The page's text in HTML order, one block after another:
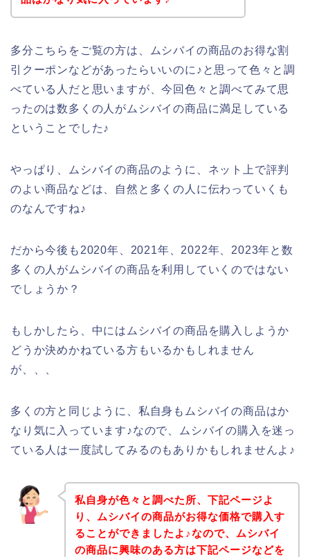
多分こちらをご覧の方は、ムシバイの商品のお得な割
引クーポンなどがあったらいいのに♪と思って色々と調
べている人だと思いますが、今回色々と調べてみて思
ったのは数多くの人がムシバイの商品に満足している
ということでした♪
やっぱり、ムシバイの商品のように、ネット上で評判
のよい商品などは、自然と多くの人に伝わっていくも
のなんですね♪
だから今後も2020年、2021年、2022年、2023年と数
多くの人がムシバイの商品を利用していくのではない
でしょうか？
もしかしたら、中にはムシバイの商品を購入しようか
どうか決めかねている方もいるかもしれません
が、、、
多くの方と同じように、私自身もムシバイの商品はか
なり気に入っています♪なので、ムシバイの購入を迷っ
ている人は一度試してみるのもありかもしれませんよ♪
私自身が色々と調べた所、下記ページよ
り、ムシバイの商品がお得な価格で購入す
ることができましたよ♪なので、ムシバイ
の商品に興味のある方は下記ページなどを